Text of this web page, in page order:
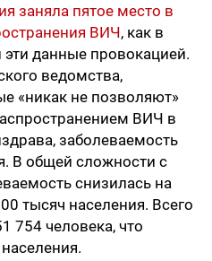
заняла пятое место в
ВИЧ, как в
данные провокацией.
ведомства,
«никак не позволяют»
ВИЧ в
заболеваемость
В общей сложности с
снизилась на
тысяч населения. Всего
754 человека, что